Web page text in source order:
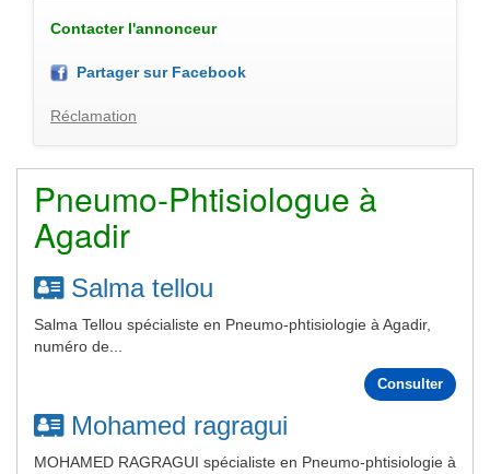
Contacter l'annonceur
Partager sur Facebook
Réclamation
Pneumo-Phtisiologue à
Agadir
Salma tellou
Salma Tellou spécialiste en Pneumo-phtisiologie à Agadir,
numéro de...
Consulter
Mohamed ragragui
MOHAMED RAGRAGUI spécialiste en Pneumo-phtisiologie à